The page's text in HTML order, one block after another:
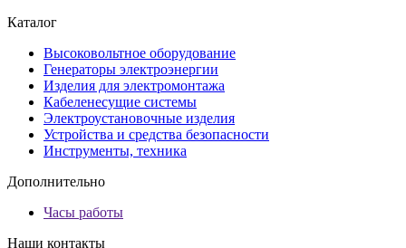
Каталог
Высоковольтное оборудование
Генераторы электроэнергии
Изделия для электромонтажа
Кабеленесущие системы
Электроустановочные изделия
Устройства и средства безопасности
Инструменты, техника
Дополнительно
Часы работы
Наши контакты